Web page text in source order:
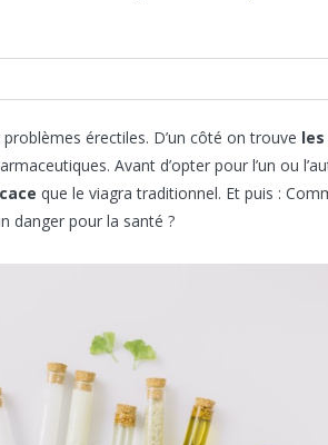
érectiles. D’un côté on trouve
Avant d’opter pour l’un ou
que le viagra traditionnel. Et puis :
danger pour la santé ?